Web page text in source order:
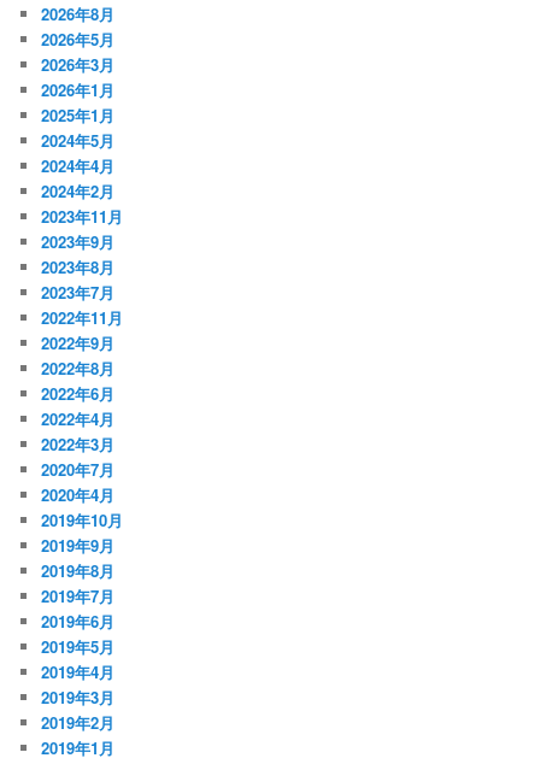
2026年8月
2026年5月
2026年3月
2026年1月
2025年1月
2024年5月
2024年4月
2024年2月
2023年11月
2023年9月
2023年8月
2023年7月
2022年11月
2022年9月
2022年8月
2022年6月
2022年4月
2022年3月
2020年7月
2020年4月
2019年10月
2019年9月
2019年8月
2019年7月
2019年6月
2019年5月
2019年4月
2019年3月
2019年2月
2019年1月